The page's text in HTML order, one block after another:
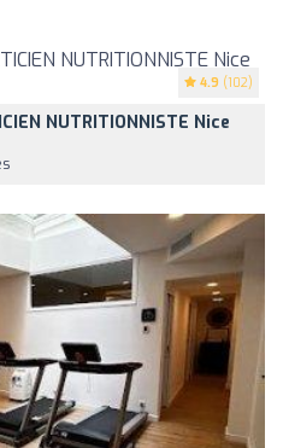
4.9 (102)
NUTRITIONNISTE Nice